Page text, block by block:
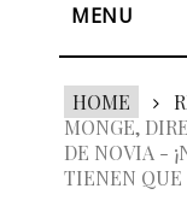
MENU
HOME
MONGE,
DE NOVIA -
TIENEN QUE